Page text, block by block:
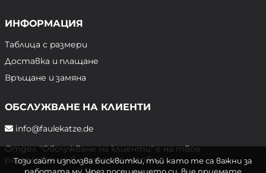
ИНФОРМАЦИЯ
Таблица с размери
Доставка и плащане
Връщане и замяна
ОБСЛУЖВАНЕ НА КЛИЕНТИ
info@faulekatze.de
Отдел "Обслужване на клиенти" е на твое
разположение в следните часове:
Този сайт използва бисквитки, тъй като те са важни за